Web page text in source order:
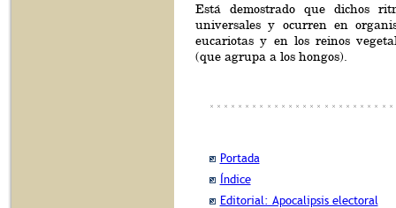
Está demostrado que dichos
universales y ocurren en
eucariotas y en los reinos
(que agrupa a los hongos).
Portada
Índice
Editorial: Apocalipsis electoral